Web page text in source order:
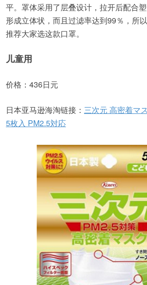
平。罩体采用了层叠设计，拉开后配合
形成立体状，而且过滤率达到99％，所
推荐大家选这款口罩。
儿童用
价格：436日元
日本亚马逊海淘链接： 三次元 高密着マ
5枚入 PM2.5対応